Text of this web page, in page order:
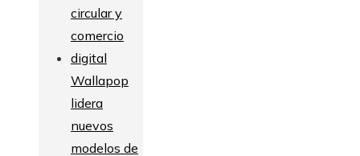
Wallapop
lidera
nuevos
modelos de